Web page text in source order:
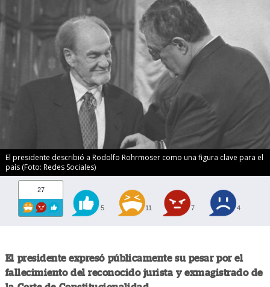
El presidente describió a Rodolfo Rohrmoser como una figura clave para el
país (Foto: Redes Sociales)
27
5 11 7 4
El presidente expresó públicamente su pesar por el
fallecimiento del reconocido jurista y exmagistrado de